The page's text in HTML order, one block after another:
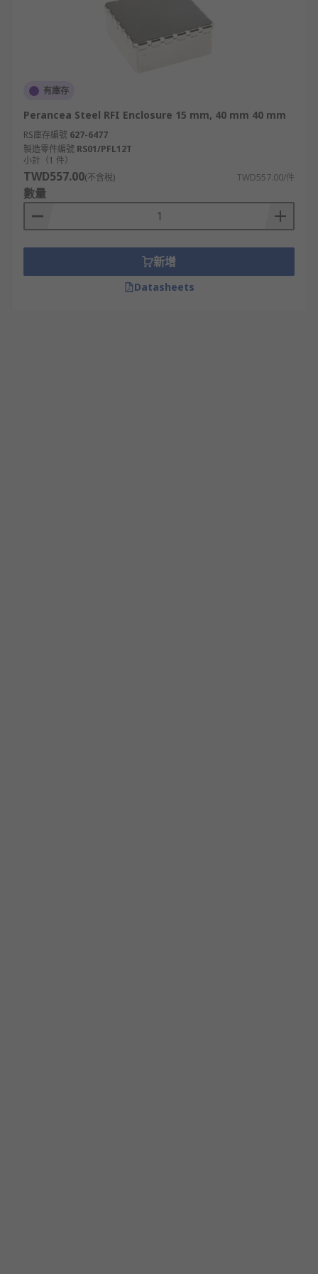
有庫存
Perancea Steel RFI Enclosure 15 mm, 40 mm 40 mm
RS庫存編號 627-6477
製造零件編號 RS01/PFL12T
小計（1 件）
TWD557.00(不含稅) TWD557.00/件
數量
新增
Datasheets